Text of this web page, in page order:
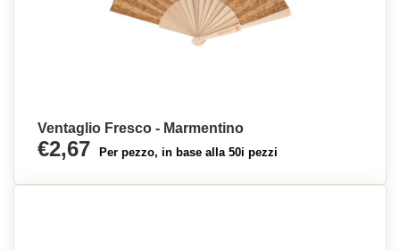
Ventaglio Fresco - Marmentino
€2,67 Per pezzo, in base alla 50i pezzi